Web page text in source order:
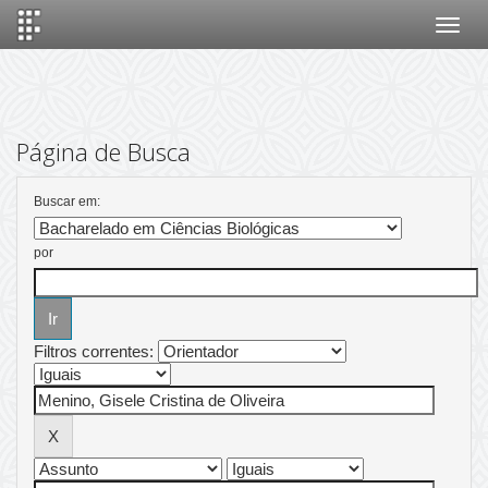
Página de Busca
Buscar em:
por
Filtros correntes: